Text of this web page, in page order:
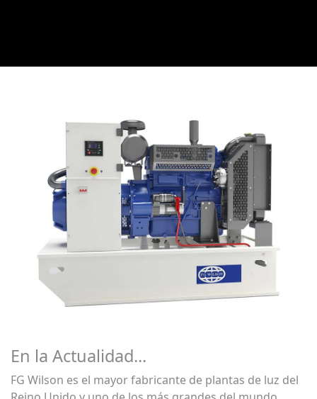
En la Actualidad...
FG Wilson es el mayor fabricante de plantas de luz del